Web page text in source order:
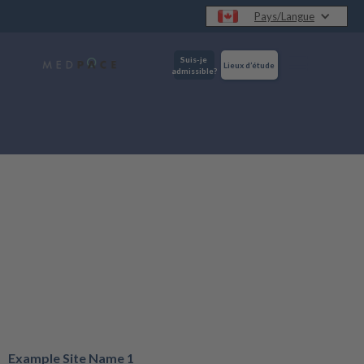
Pays/Langue
Suis-je
admissible?
Lieux d’étude
Example Site Name 1